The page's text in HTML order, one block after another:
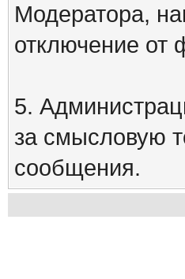
Модератора,
отключение от
5.
за смысловую
сообщения.